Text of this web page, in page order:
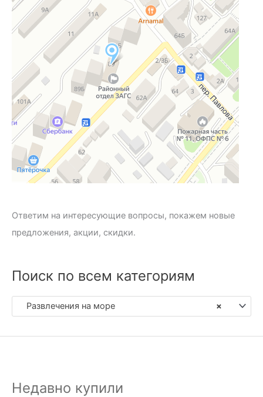
Ответим на интересующие вопросы, покажем новые
предложения, акции, скидки.
Поиск по всем категориям
×
Развлечения на море
Недавно купили